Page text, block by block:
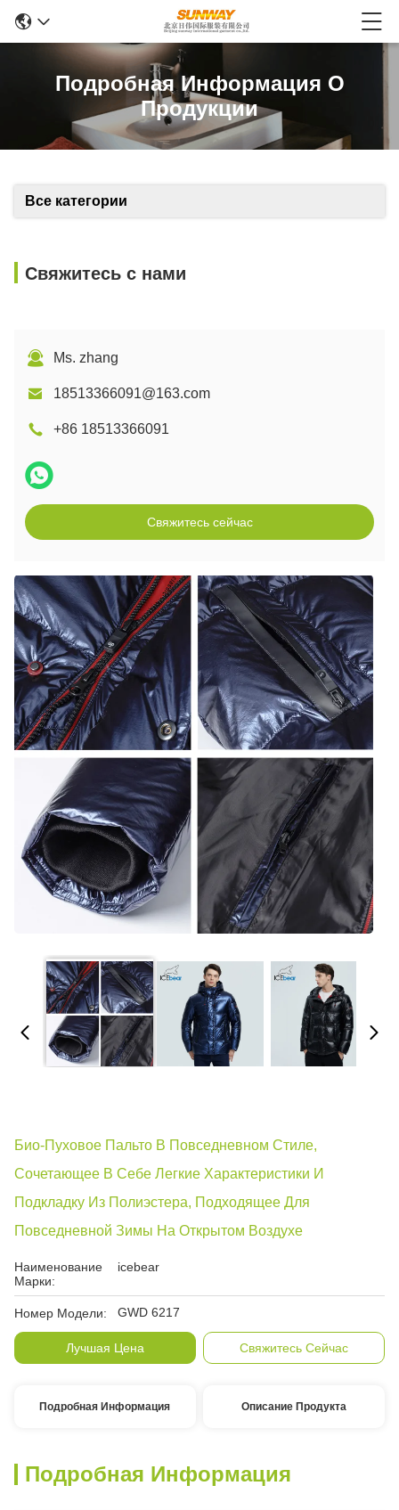
Подробная Информация О
Продукции
Все категории
Свяжитесь с нами
Ms. zhang
18513366091@163.com
+86 18513366091
Свяжитесь сейчас
Био-Пуховое Пальто В Повседневном Стиле,
Сочетающее В Себе Легкие Характеристики И
Подкладку Из Полиэстера, Подходящее Для
Повседневной Зимы На Открытом Воздухе
Наименование
Марки:
icebear
Номер Модели: GWD 6217
Лучшая Цена Свяжитесь Сейчас
Подробная Информация Описание Продукта
Подробная Информация